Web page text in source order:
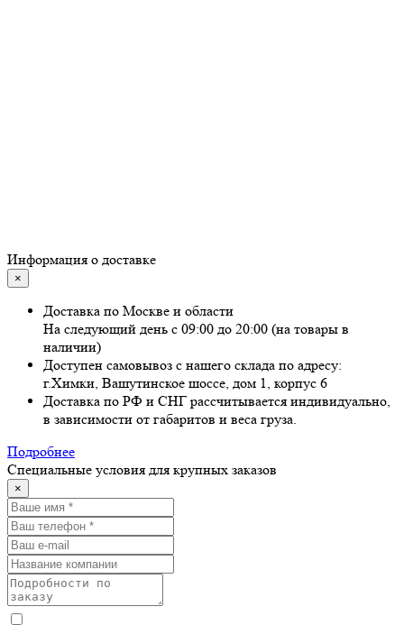
Информация о доставке
×
Доставка по Москве и области
На следующий день с 09:00 до 20:00 (на товары в
наличии)
Доступен самовывоз с нашего склада по адресу:
г.Химки, Вашутинское шоссе, дом 1, корпус 6
Доставка по РФ и СНГ рассчитывается индивидуально,
в зависимости от габаритов и веса груза.
Подробнее
Специальные условия для крупных заказов
×